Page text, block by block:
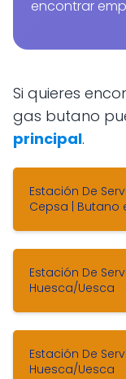
encontrar
Si quieres encontrar otros distribuidores de
gas butano
principal.
Estación De
Cepsa | Butano
Estación De
Huesca/Uesca
Estación De
Huesca/Uesca